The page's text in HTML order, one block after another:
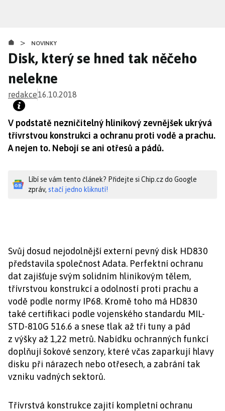
obsahu
> NOVINKY
Disk, který se hned tak něčeho
nelekne
redakce16.10.2018
V podstatě nezničitelný hliníkový zevnějšek ukrývá
třívrstvou konstrukci a ochranu proti vodě a prachu.
A nejen to. Nebojí se ani otřesů a pádů.
Líbí se vám tento článek? Přidejte si Chip.cz do Google
zpráv, stačí jedno kliknutí!
Svůj dosud nejodolnější externí pevný disk HD830
představila společnost Adata. Perfektní ochranu
dat zajišťuje svým solidním hliníkovým tělem,
třívrstvou konstrukcí a odolností proti prachu a
vodě podle normy IP68. Kromě toho má HD830
také certifikaci podle vojenského standardu MIL-
STD-810G 516.6 a snese tlak až tři tuny a pád
z výšky až 1,22 metrů. Nabídku ochranných funkcí
doplňují šokové senzory, které včas zaparkují hlavy
disku při nárazech nebo otřesech, a zabrání tak
vzniku vadných sektorů.
Třívrstvá konstrukce zajití kompletní ochranu